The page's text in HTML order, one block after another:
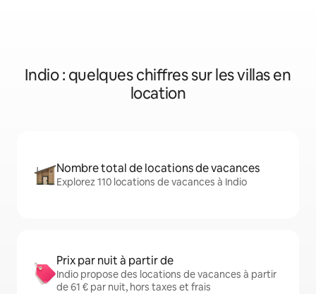
Indio : quelques chiffres sur les villas en
location
Nombre total de locations de vacances
Explorez 110 locations de vacances à Indio
Prix par nuit à partir de
Indio propose des locations de vacances à partir
de 61 € par nuit, hors taxes et frais